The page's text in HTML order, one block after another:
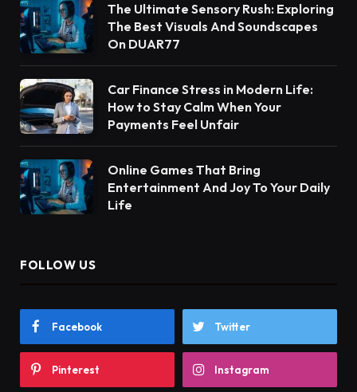
The Ultimate Sensory Rush: Exploring
The Best Visuals And Soundscapes
On DUAR77
Car Finance Stress in Modern Life:
How to Stay Calm When Your
Payments Feel Unfair
Online Games That Bring
Entertainment And Joy To Your Daily
Life
FOLLOW US
Facebook Twitter
Pinterest Instagram